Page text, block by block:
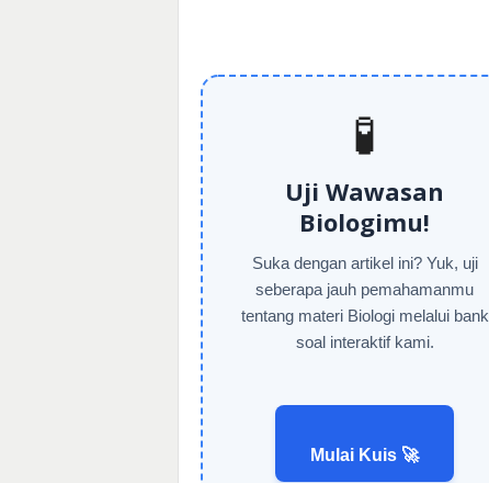
🧪
Uji Wawasan
Biologimu!
Suka dengan artikel ini? Yuk, uji
seberapa jauh pemahamanmu
tentang materi Biologi melalui bank
soal interaktif kami.
Mulai Kuis 🚀